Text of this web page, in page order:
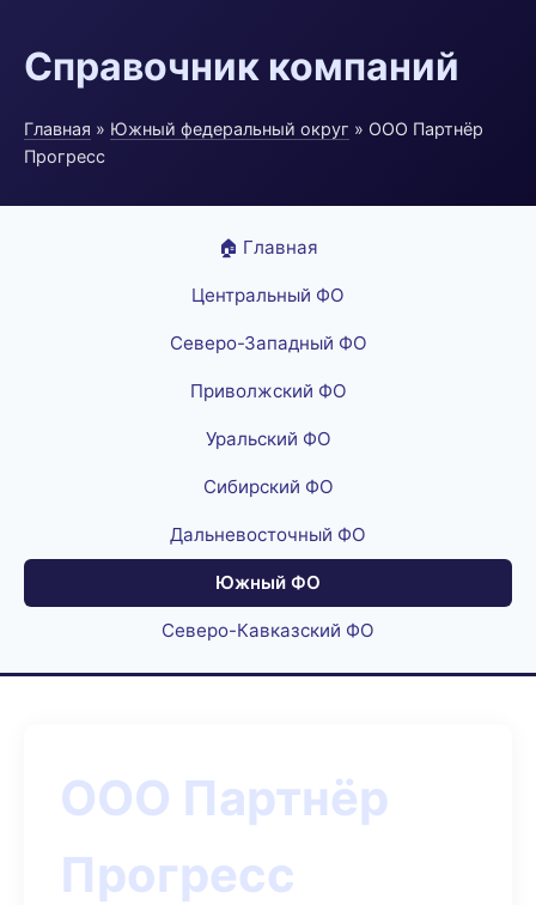
Справочник компаний
Главная » Южный федеральный округ » ООО Партнёр
Прогресс
🏠 Главная
Центральный ФО
Северо-Западный ФО
Приволжский ФО
Уральский ФО
Сибирский ФО
Дальневосточный ФО
Южный ФО
Северо-Кавказский ФО
ООО Партнёр
Прогресс